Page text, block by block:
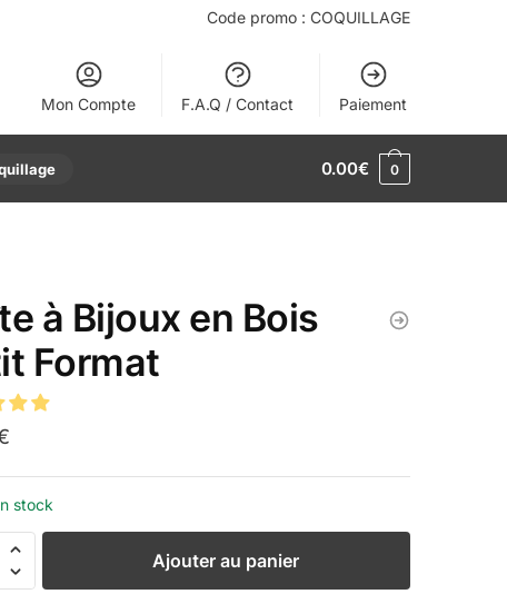
Code promo : COQUILLAGE
Mon Compte F.A.Q / Contact Paiement
0.00€ 0
à Bijoux en Bois
Format
stock
Ajouter au panier